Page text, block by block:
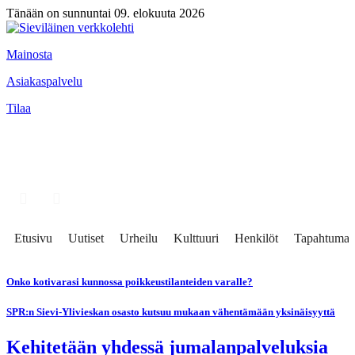
Tänään on sunnuntai 09. elokuuta 2026
Mainosta
Asiakaspalvelu
Tilaa
Etusivu Uutiset Urheilu Kulttuuri Henkilöt Tapahtumat
Onko kotivarasi kunnossa poikkeustilanteiden varalle?
SPR:n Sievi-Ylivieskan osasto kutsuu mukaan vähentämään yksinäisyyttä
Kehitetään yhdessä jumalanpalveluksia